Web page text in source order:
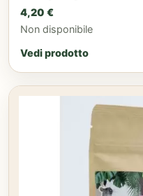
4,20 €
Non disponibile
Vedi prodotto